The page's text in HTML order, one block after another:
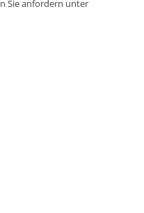
Sie anfordern unter